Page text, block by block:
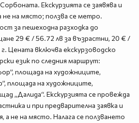
Екскурзията се заявява и
не на място; ползва се метро.
за пешеходна разходка до
29 € / 56.72 лв за възрастни, 20 € /
г. Цената включва екскурзоводско
език по следния маршрут:
площада на художниците,
площада на художниците,
„Далида“. Екскурзията се провежда
и при предварителна заявка и
а не на място. Налага се ползването